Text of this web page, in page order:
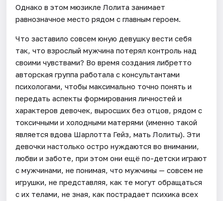
Однако в этом мюзикле Лолита занимает
равнозначное место рядом с главным героем.
Что заставило совсем юную девушку вести себя
так, что взрослый мужчина потерял контроль над
своими чувствами? Во время создания либретто
авторская группа работала с консультантами
психологами, чтобы максимально точно понять и
передать аспекты формирования личностей и
характеров девочек, выросших без отцов, рядом с
токсичными и холодными матерями (именно такой
является вдова Шарлотта Гейз, мать Лолиты). Эти
девочки настолько остро нуждаются во внимании,
любви и заботе, при этом они ещё по-детски играют
с мужчинами, не понимая, что мужчины — совсем не
игрушки, не представляя, как те могут обращаться
с их телами, не зная, как пострадает психика всех